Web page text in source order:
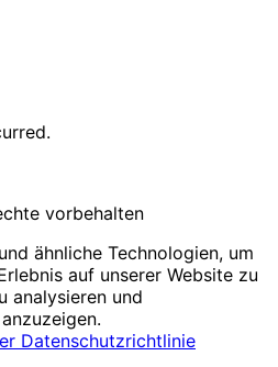
vorbehalten
ähnliche Technologien, um
auf unserer Website zu
analysieren und
Datenschutzrichtlinie